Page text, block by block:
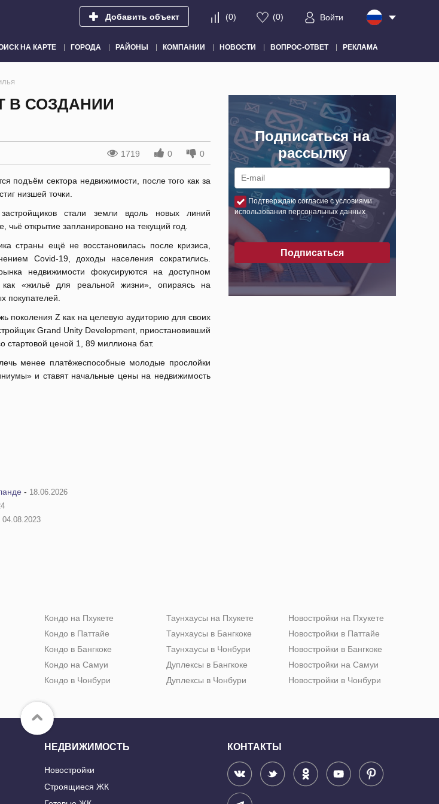
Добавить объект (0) (0) Войти
НА КАРТЕ ГОРОДА РАЙОНЫ КОМПАНИИ НОВОСТИ ВОПРОС-ОТВЕТ РЕКЛАМА
В СОЗДАНИИ
1719 0 0
подъём сектора недвижимости, после того как за
низшей точки.
стали земли вдоль новых линий
чьё открытие запланировано на текущий год.
страны ещё не восстановилась после кризиса,
Covid-19, доходы населения сократились.
недвижимости фокусируются на доступном
«жильё для реальной жизни», опираясь на
покупателей.
поколения Z как на целевую аудиторию для своих
Grand Unity Development, приостановивший
стартовой ценой 1, 89 миллиона бат.
менее платёжеспособные молодые прослойки
и ставят начальные цены на недвижимость
- 18.06.2026
04.08.2023
Подписаться на
рассылку
Подтверждаю согласие с условиями
использования персональных данных
Подписаться
Кондо на Пхукете
Кондо в Паттайе
Кондо в Бангкоке
Кондо на Самуи
Кондо в Чонбури
Таунхаусы на Пхукете
Таунхаусы в Бангкоке
Таунхаусы в Чонбури
Дуплексы в Бангкоке
Дуплексы в Чонбури
Новостройки на Пхукете
Новостройки в Паттайе
Новостройки в Бангкоке
Новостройки на Самуи
Новостройки в Чонбури
НЕДВИЖИМОСТЬ
Новостройки
Строящиеся ЖК
КОНТАКТЫ